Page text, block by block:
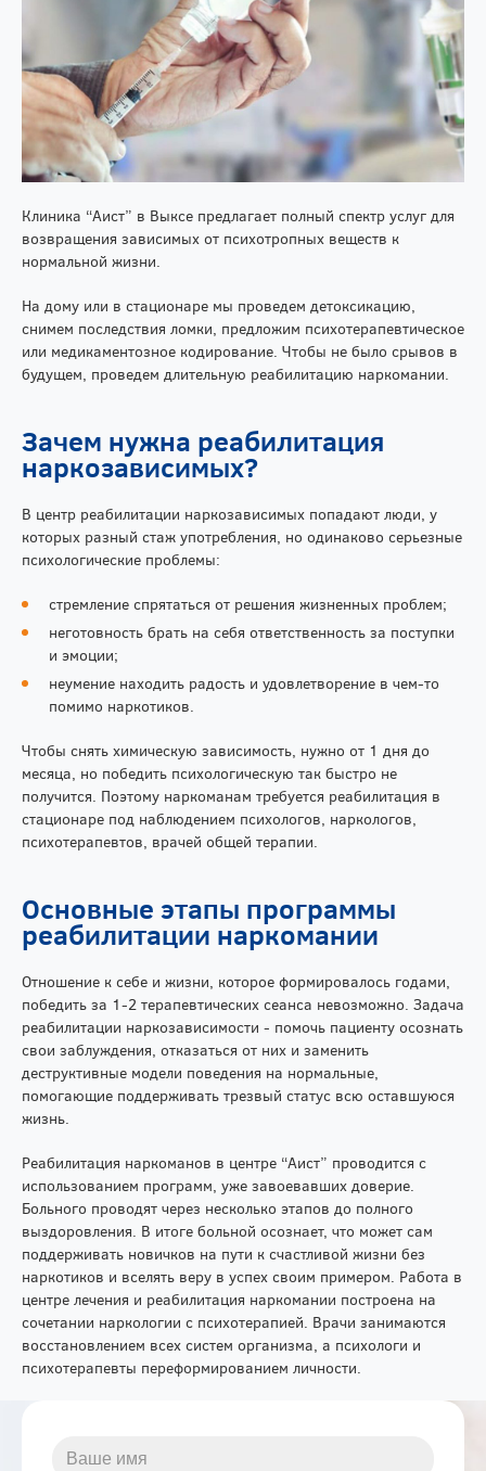
Клиника “Аист” в Выксе предлагает полный спектр услуг для
возвращения зависимых от психотропных веществ к
нормальной жизни.
На дому или в стационаре мы проведем детоксикацию,
снимем последствия ломки, предложим психотерапевтическое
или медикаментозное кодирование. Чтобы не было срывов в
будущем, проведем длительную реабилитацию наркомании.
Зачем нужна реабилитация
наркозависимых?
В центр реабилитации наркозависимых попадают люди, у
которых разный стаж употребления, но одинаково серьезные
психологические проблемы:
стремление спрятаться от решения жизненных проблем;
неготовность брать на себя ответственность за поступки
и эмоции;
неумение находить радость и удовлетворение в чем-то
помимо наркотиков.
Чтобы снять химическую зависимость, нужно от 1 дня до
месяца, но победить психологическую так быстро не
получится. Поэтому наркоманам требуется реабилитация в
стационаре под наблюдением психологов, наркологов,
психотерапевтов, врачей общей терапии.
Основные этапы программы
реабилитации наркомании
Отношение к себе и жизни, которое формировалось годами,
победить за 1-2 терапевтических сеанса невозможно. Задача
реабилитации наркозависимости - помочь пациенту осознать
свои заблуждения, отказаться от них и заменить
деструктивные модели поведения на нормальные,
помогающие поддерживать трезвый статус всю оставшуюся
жизнь.
Реабилитация наркоманов в центре “Аист” проводится с
использованием программ, уже завоевавших доверие.
Больного проводят через несколько этапов до полного
выздоровления. В итоге больной осознает, что может сам
поддерживать новичков на пути к счастливой жизни без
наркотиков и вселять веру в успех своим примером. Работа в
центре лечения и реабилитация наркомании построена на
сочетании наркологии с психотерапией. Врачи занимаются
восстановлением всех систем организма, а психологи и
психотерапевты переформированием личности.